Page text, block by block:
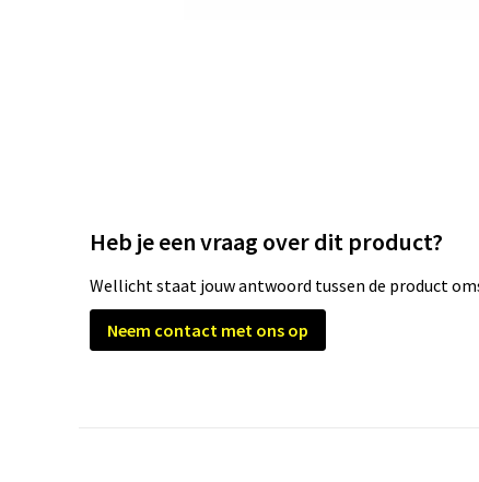
Heb je een vraag over dit product?
Wellicht staat jouw antwoord tussen de product
Neem contact met ons op